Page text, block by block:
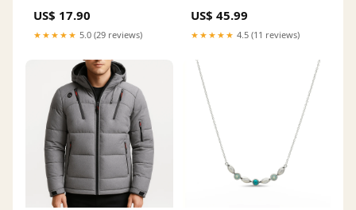
schlechter Umgang
Schlüsselanhänger
US$ 17.90
★★★★★ 5.0 (29 reviews)
US$ 45.99
★★★★★ 4.5 (11 reviews)